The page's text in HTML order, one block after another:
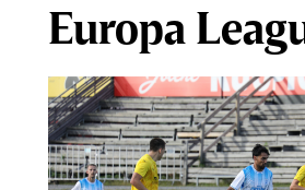
Antonio Folha a fost demis de la
CFR Cluj! Alţi 3 jucători sunt OUT
Europa